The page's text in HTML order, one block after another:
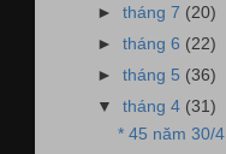
►tháng 7 (20)
►tháng 6 (22)
►tháng 5 (36)
▼tháng 4 (31)
* 45 năm 30/4